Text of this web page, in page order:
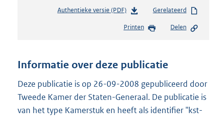
Authentieke versie (PDF)b
s
n
s
r
o
Gerelateerd
Printen Delen
Informatie over deze publicatie
Deze publicatie is op 26-09-2008 gepubliceerd door
Tweede Kamer der Staten-Generaal. De publicatie is
van het type Kamerstuk en heeft als identifier "kst-